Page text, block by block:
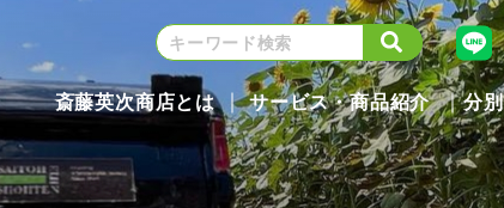
斎藤英次商店とは サービス・商品紹介 分